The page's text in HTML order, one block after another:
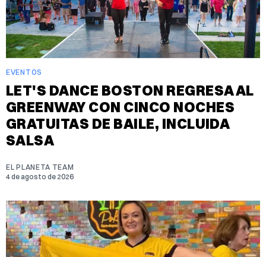
EVENTOS
LET'S DANCE BOSTON REGRESA AL
GREENWAY CON CINCO NOCHES
GRATUITAS DE BAILE, INCLUIDA
SALSA
EL PLANETA TEAM
4 de agosto de 2026